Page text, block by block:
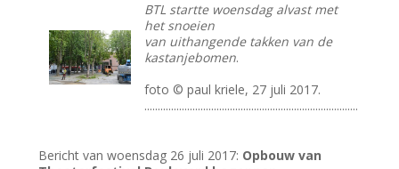
BTL startte woensdag alvast met
het snoeien
van uithangende takken van de
kastanjebomen.
foto © paul kriele, 27 juli 2017.
................................................................................
Bericht van woensdag 26 juli 2017: Opbouw van